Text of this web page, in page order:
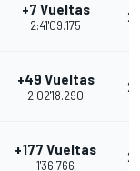
+7 Vueltas
2:41'09.175
+49 Vueltas
2:02'18.290
+177 Vueltas
1'36.766